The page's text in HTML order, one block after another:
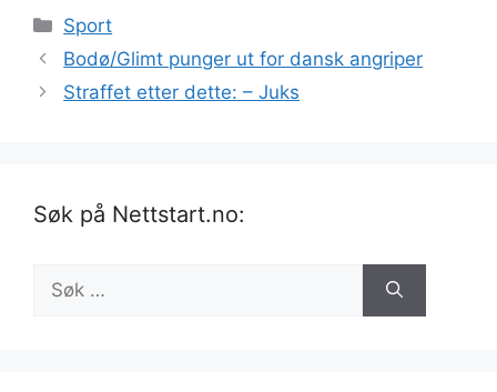
Kategorier
Sport
Bodø/Glimt punger ut for dansk angriper
Straffet etter dette: – Juks
Søk på Nettstart.no:
etter: